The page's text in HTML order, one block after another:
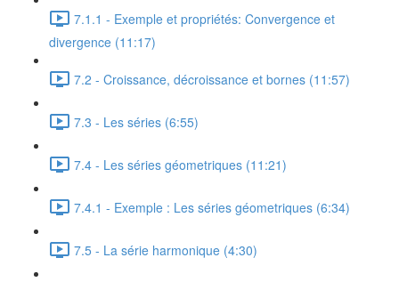
7.1.1 - Exemple et propriétés: Convergence et
divergence (11:17)
7.2 - Croissance, décroissance et bornes (11:57)
7.3 - Les séries (6:55)
7.4 - Les séries géometriques (11:21)
7.4.1 - Exemple : Les séries géometriques (6:34)
7.5 - La série harmonique (4:30)